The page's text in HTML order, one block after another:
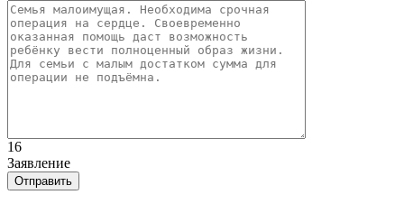
16
Заявление